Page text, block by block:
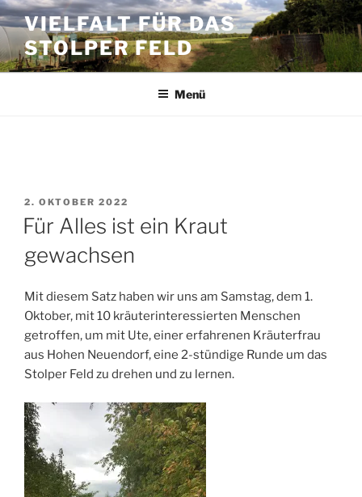
Zum
Inhalt
springen
VIELFALT FÜR DAS
STOLPER FELD
Menü
VERÖFFENTLICHT
AM
2. OKTOBER 2022
Für Alles ist ein Kraut
gewachsen
Mit diesem Satz haben wir uns am Samstag, dem 1.
Oktober, mit 10 kräuterinteressierten Menschen
getroffen, um mit Ute, einer erfahrenen Kräuterfrau
aus Hohen Neuendorf, eine 2-stündige Runde um das
Stolper Feld zu drehen und zu lernen.